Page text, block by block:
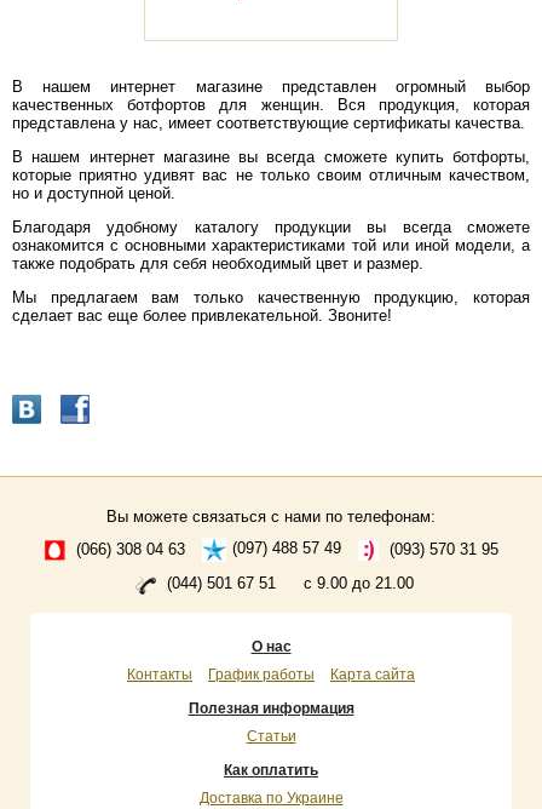
В нашем интернет магазине представлен огромный выбор
качественных ботфортов для женщин. Вся продукция, которая
представлена у нас, имеет соответствующие сертификаты качества.
В нашем интернет магазине вы всегда сможете купить ботфорты,
которые приятно удивят вас не только своим отличным качеством,
но и доступной ценой.
Благодаря удобному каталогу продукции вы всегда сможете
ознакомится с основными характеристиками той или иной модели, а
также подобрать для себя необходимый цвет и размер.
Мы предлагаем вам только качественную продукцию, которая
сделает вас еще более привлекательной. Звоните!
Вы можете связаться с нами по телефонам:
(066) 308 04 63
(097) 488 57 49
(093) 570 31 95
(044) 501 67 51
с 9.00 до 21.00
О нас
Контакты
График работы
Карта сайта
Полезная информация
Статьи
Как оплатить
Доставка по Украине